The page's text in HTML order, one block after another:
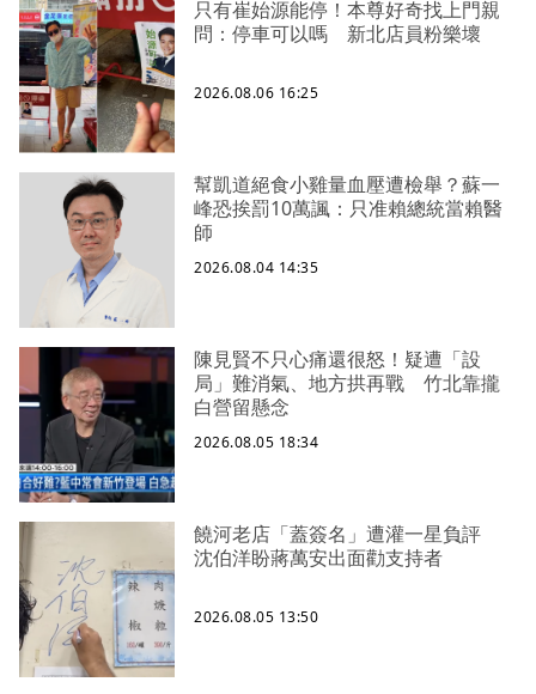
只有崔始源能停！本尊好奇找上門親
問：停車可以嗎 新北店員粉樂壞
2026.08.06 16:25
幫凱道絕食小雞量血壓遭檢舉？蘇一
峰恐挨罰10萬諷：只准賴總統當賴醫
師
2026.08.04 14:35
陳見賢不只心痛還很怒！疑遭「設
局」難消氣、地方拱再戰 竹北靠攏
白營留懸念
2026.08.05 18:34
饒河老店「蓋簽名」遭灌一星負評
沈伯洋盼蔣萬安出面勸支持者
2026.08.05 13:50